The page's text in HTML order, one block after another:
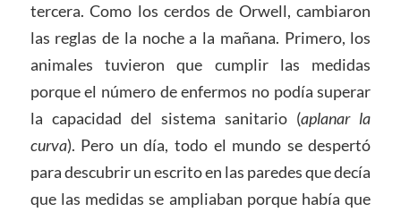
tercera. Como los cerdos de Orwell, cambiaron
las reglas de la noche a la mañana. Primero, los
animales tuvieron que cumplir las medidas
porque el número de enfermos no podía superar
la capacidad del sistema sanitario (aplanar la
curva). Pero un día, todo el mundo se despertó
para descubrir un escrito en las paredes que decía
que las medidas se ampliaban porque había que